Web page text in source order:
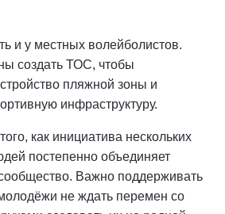
и у местных волейболистов.
создать ТОС, чтобы
пляжной зоны и
инфраструктуру.
как инициатива нескольких
постепенно объединяет
Важно поддерживать
не ждать перемен со